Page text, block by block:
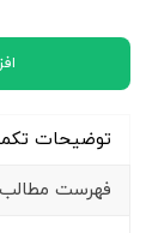
توضیحات
فهرست